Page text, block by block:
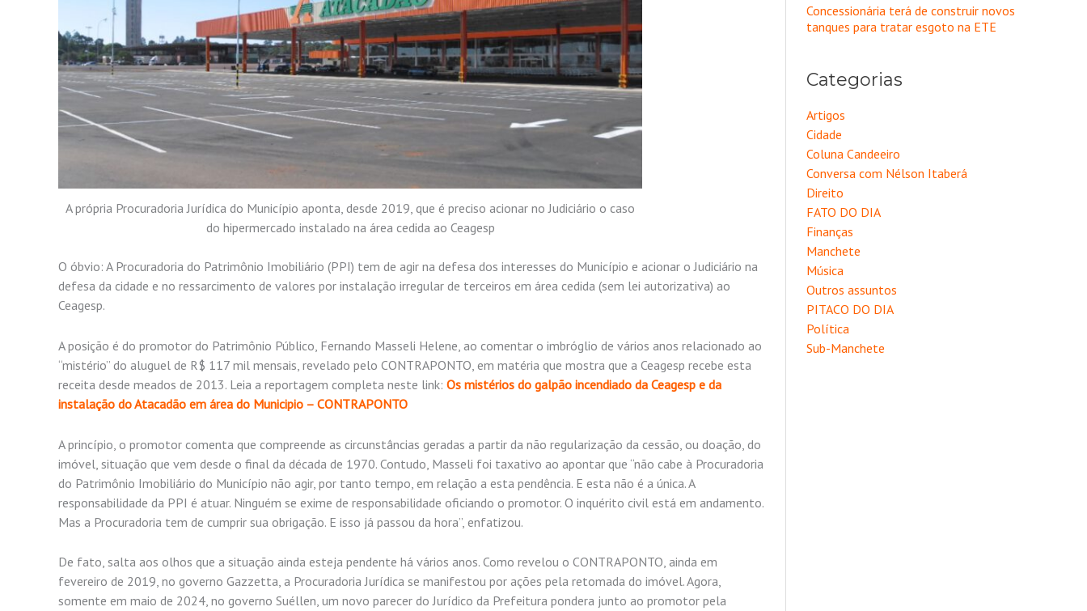
A própria Procuradoria Jurídica do Município aponta, desde 2019, que é preciso acionar no Judiciário o caso
do hipermercado instalado na área cedida ao Ceagesp
O óbvio: A Procuradoria do Patrimônio Imobiliário (PPI) tem de agir na defesa dos interesses do Município e acionar o Judiciário na
defesa da cidade e no ressarcimento de valores por instalação irregular de terceiros em área cedida (sem lei autorizativa) ao
Ceagesp.
A posição é do promotor do Patrimônio Público, Fernando Masseli Helene, ao comentar o imbróglio de vários anos relacionado ao
“mistério” do aluguel de R$ 117 mil mensais, revelado pelo CONTRAPONTO, em matéria que mostra que a Ceagesp recebe esta
receita desde meados de 2013. Leia a reportagem completa neste link: Os mistérios do galpão incendiado da Ceagesp e da
instalação do Atacadão em área do Municipio – CONTRAPONTO
A princípio, o promotor comenta que compreende as circunstâncias geradas a partir da não regularização da cessão, ou doação, do
imóvel, situação que vem desde o final da década de 1970. Contudo, Masseli foi taxativo ao apontar que “não cabe à Procuradoria
do Patrimônio Imobiliário do Município não agir, por tanto tempo, em relação a esta pendência. E esta não é a única. A
responsabilidade da PPI é atuar. Ninguém se exime de responsabilidade oficiando o promotor. O inquérito civil está em andamento.
Mas a Procuradoria tem de cumprir sua obrigação. E isso já passou da hora”, enfatizou.
De fato, salta aos olhos que a situação ainda esteja pendente há vários anos. Como revelou o CONTRAPONTO, ainda em
fevereiro de 2019, no governo Gazzetta, a Procuradoria Jurídica se manifestou por ações pela retomada do imóvel. Agora,
somente em maio de 2024, no governo Suéllen, um novo parecer do Jurídico da Prefeitura pondera junto ao promotor pela
Concessionária terá de construir novos
tanques para tratar esgoto na ETE
Categorias
Artigos
Cidade
Coluna Candeeiro
Conversa com Nélson Itaberá
Direito
FATO DO DIA
Finanças
Manchete
Música
Outros assuntos
PITACO DO DIA
Política
Sub-Manchete